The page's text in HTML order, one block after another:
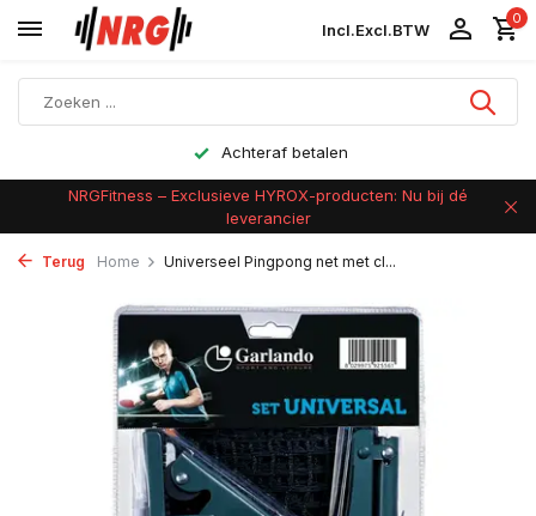
Incl.Excl.BTW
0
Achteraf betalen
NRGFitness – Exclusieve HYROX-producten: Nu bij dé
leverancier
Terug Home Universeel Pingpong net met cl...